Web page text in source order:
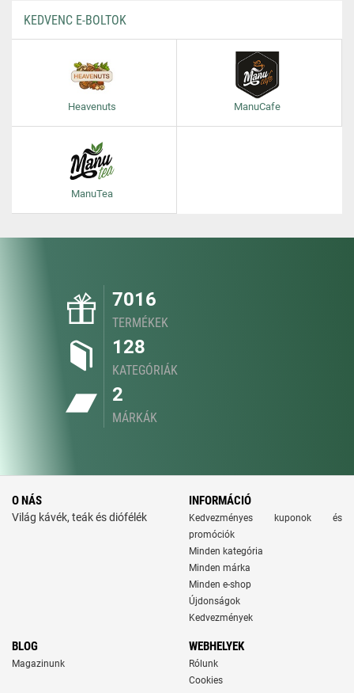
KEDVENC E-BOLTOK
Heavenuts ManuCafe
ManuTea
7016
TERMÉKEK
128
KATEGÓRIÁK
2
MÁRKÁK
O NÁS
Világ kávék, teák és diófélék
INFORMÁCIÓ
Kedvezményes kuponok és
promóciók
Minden kategória
Minden márka
Minden e-shop
Újdonságok
Kedvezmények
BLOG
Magazinunk
WEBHELYEK
Rólunk
Cookies